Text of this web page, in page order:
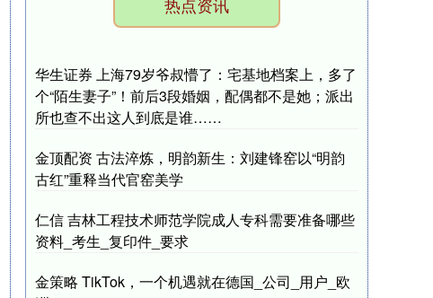
华生证券 上海79岁爷叔懵了：宅基地档案上，多了
个“陌生妻子”！前后3段婚姻，配偶都不是她；派出
所也查不出这人到底是谁……
金顶配资 古法淬炼，明韵新生：刘建锋窑以“明韵
古红”重释当代官窑美学
仁信 吉林工程技术师范学院成人专科需要准备哪些
资料_考生_复印件_要求
金策略 TikTok，一个机遇就在德国_公司_用户_欧